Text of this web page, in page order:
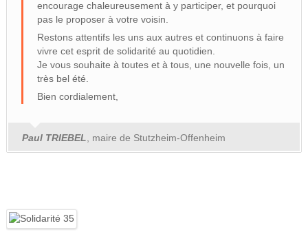
encourage chaleureusement à y participer, et pourquoi
pas le proposer à votre voisin.
Restons attentifs les uns aux autres et continuons à faire
vivre cet esprit de solidarité au quotidien.
Je vous souhaite à toutes et à tous, une nouvelle fois, un
très bel été.
Bien cordialement,
Paul TRIEBEL, maire de Stutzheim-Offenheim